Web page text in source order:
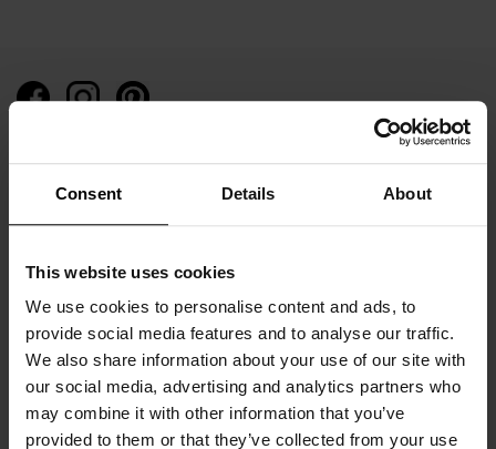
Consent Details About
This website uses cookies
We use cookies to personalise content and ads, to
provide social media features and to analyse our traffic.
We also share information about your use of our site with
our social media, advertising and analytics partners who
may combine it with other information that you’ve
provided to them or that they’ve collected from your use
Skontaktuj się z nami
tel.+48532260131
Media, Współpraca B2B:
e-mail:lukasz@sen-jewelry.com
tel.+48731026409